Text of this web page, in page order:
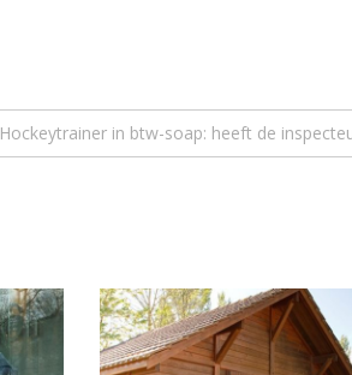
Hockeytrainer in btw-soap: heeft de